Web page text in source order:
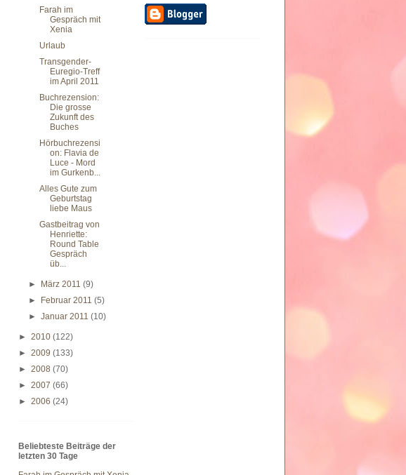
Farah im
Gespräch mit
Xenia
Urlaub
Transgender-
Euregio-Treff
im April 2011
Buchrezension:
Die grosse
Zukunft des
Buches
Hörbuchrezensi
on: Flavia de
Luce - Mord
im Gurkenb...
Alles Gute zum
Geburtstag
liebe Maus
Gastbeitrag von
Henriette:
Round Table
Gespräch
üb...
► März 2011(9)
►
Februar 2011(5)
►Januar 2011(10)
► 2010 (122)
► 2009 (133)
► 2008 (70)
► 2007 (66)
► 2006 (24)
Beliebteste Beiträge der
letzten 30 Tage